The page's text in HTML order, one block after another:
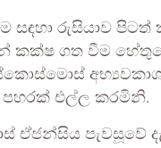
සඳහා රුසියාව පිටත්
කක්ෂ ගත වීම
අභ්‍යවකාශ
එල්ල කරමිනි.
පැවසූවේ